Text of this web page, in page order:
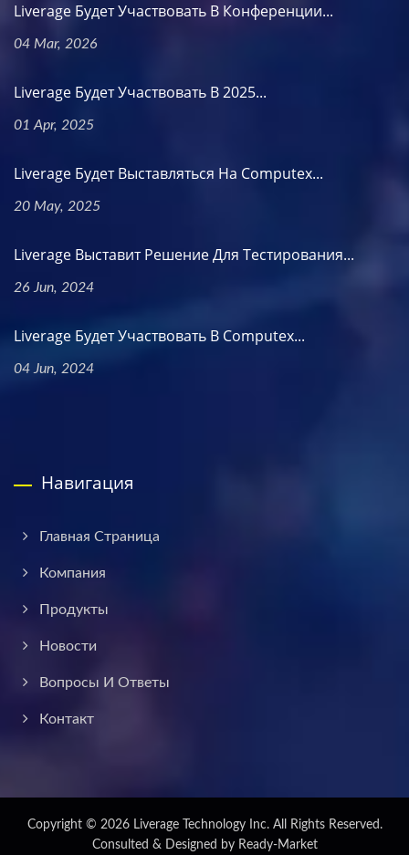
Liverage Будет Участвовать В Конференции...
04 Mar, 2026
Liverage Будет Участвовать В 2025...
01 Apr, 2025
Liverage Будет Выставляться На Computex...
20 May, 2025
Liverage Выставит Решение Для Тестирования...
26 Jun, 2024
Liverage Будет Участвовать В Computex...
04 Jun, 2024
Навигация
Главная Страница
Компания
Продукты
Новости
Вопросы И Ответы
Контакт
Copyright © 2026 Liverage Technology Inc.All Rights Reserved.
Consulted & Designed by Ready-Market